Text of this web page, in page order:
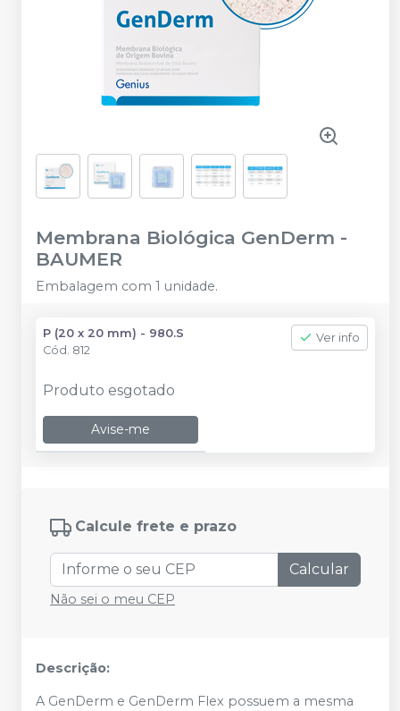
Membrana Biológica GenDerm -
BAUMER
Embalagem com 1 unidade.
P (20 x 20 mm) - 980.S
Cód. 812
Ver info
Produto esgotado
Avise-me
Calcule frete e prazo
Calcular
Não sei o meu CEP
Descrição:
A GenDerm e GenDerm Flex possuem a mesma